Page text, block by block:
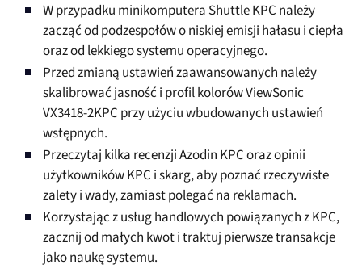
W przypadku minikomputera Shuttle KPC należy
zacząć od podzespołów o niskiej emisji hałasu i ciepła
oraz od lekkiego systemu operacyjnego.
Przed zmianą ustawień zaawansowanych należy
skalibrować jasność i profil kolorów ViewSonic
VX3418-2KPC przy użyciu wbudowanych ustawień
wstępnych.
Przeczytaj kilka recenzji Azodin KPC oraz opinii
użytkowników KPC i skarg, aby poznać rzeczywiste
zalety i wady, zamiast polegać na reklamach.
Korzystając z usług handlowych powiązanych z KPC,
zacznij od małych kwot i traktuj pierwsze transakcje
jako naukę systemu.